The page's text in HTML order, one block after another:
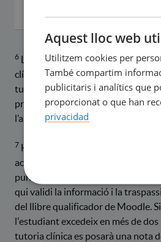
6 La tutora acadèmica serà qui
clínica a Moodle. En cas de
tutores, la tutora acadèmica és qui
procés d’aprenentatge de
l’assignatura pot participar de
7 Ha d’estar acord amb les
acadèmica. En cap cas podrà
punts amb aquestes valoracions.
qui validi la informació i la
del llibre qualificador de Moodle.
l'estudiant excedeix en més de dos
tutoria clínica es posarà una nota
Aquest lloc web
Utilitzem cookies per
També compartim
publicitaris i analítics que
proporcionat o que han
privacidad